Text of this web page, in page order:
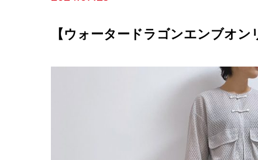
【ウォータードラゴンエンブオ